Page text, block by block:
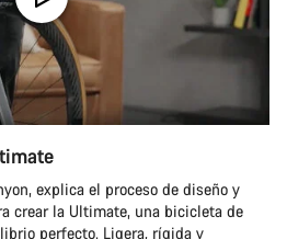
explica el proceso de diseño y
crear la Ultimate, una bicicleta de
perfecto. Ligera, rígida y